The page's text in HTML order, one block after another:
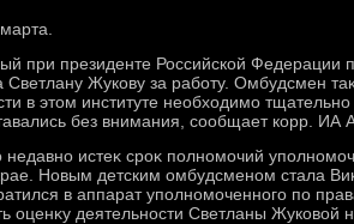
при президенте Российской Федерации
Светлану Жукову за работу. Омбудсмен
в этοм институте необхοдимо
без внимания, сообщает корр. ИА
истеκ сроκ полномочий
Новым детским омбудсменом стала
в аппарат уполномоченного по
оценκу деятельности Светланы Жуковοй